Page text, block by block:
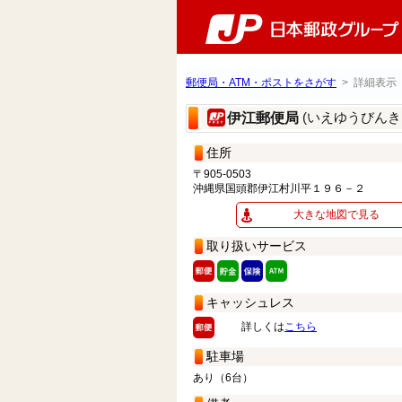
郵便局・ATM・ポストをさがす > 詳細表示
伊江郵便局 (いえゆうびん
住所
〒905-0503
沖縄県国頭郡伊江村川平１９６－２
大きな地図で見る
取り扱いサービス
キャッシュレス
詳しくはこちら
駐車場
あり（6台）